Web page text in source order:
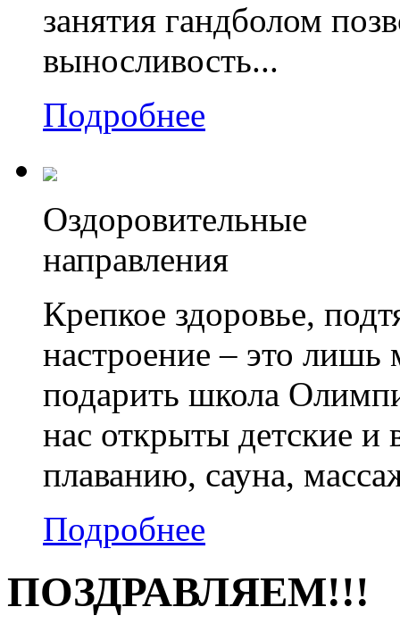
занятия гандболом
выносливость...
Подробнее
Оздоровительные
направления
Крепкое здоровье,
настроение – это лишь
подарить школа
нас открыты детские
плаванию, сауна,
Подробнее
ПОЗДРАВЛЯЕМ!!!